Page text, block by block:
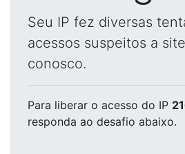
Seu IP fez diversas
acessos suspeitos a
conosco.
Para liberar o acesso do IP
responda ao desafio abaixo.